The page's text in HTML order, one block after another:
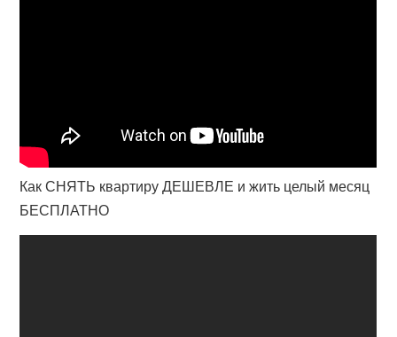
Как СНЯТЬ квартиру ДЕШЕВЛЕ и жить целый месяц
БЕСПЛАТНО